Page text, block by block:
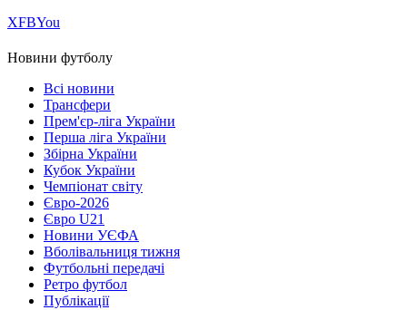
ХFBYou
Новини футболу
Всі новини
Трансфери
Прем'єр-ліга України
Перша ліга України
Збірна України
Кубок України
Чемпіонат світу
Євро-2026
Євро U21
Новини УЄФА
Вболівальниця тижня
Футбольні передачі
Ретро футбол
Публікації